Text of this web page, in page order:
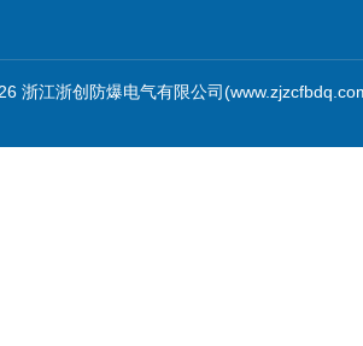
浙江浙创防爆电气有限公司